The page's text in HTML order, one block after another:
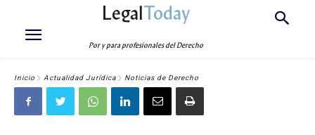
LegalToday
Por y para profesionales del Derecho
Inicio Actualidad Jurídica Noticias de Derecho